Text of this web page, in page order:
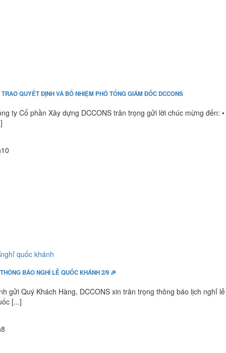
QUYẾT ĐỊNH VÀ BỔ NHIỆM PHÓ TỔNG GIÁM ĐỐC DCCONS
ty Cổ phần Xây dựng DCCONS trân trọng gửi lời chúc mừng đến: •
BÁO NGHỈ LỄ QUỐC KHÁNH 2/9 🎉
gửi Quý Khách Hàng, DCCONS xin trân trọng thông báo lịch nghỉ lễ
[...]